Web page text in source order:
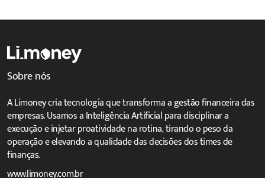
Sobre nós
A Limoney cria tecnologia que transforma a gestão financeira das
empresas. Usamos a Inteligência Artificial para disciplinar a
execução e injetar proatividade na rotina, tirando o peso da
operação e elevando a qualidade das decisões dos times de
finanças.
www.limoney.com.br